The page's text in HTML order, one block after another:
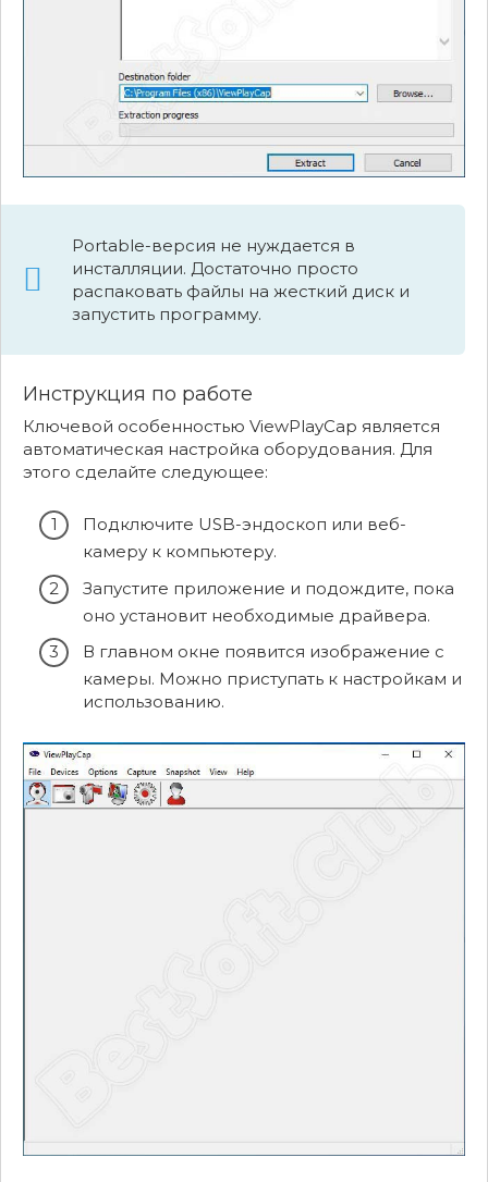
Portable-версия не нуждается в
инсталляции. Достаточно просто
распаковать файлы на жесткий диск и
запустить программу.
Инструкция по работе
Ключевой особенностью ViewPlayCap является
автоматическая настройка оборудования. Для
этого сделайте следующее:
Подключите USB-эндоскоп или веб-
камеру к компьютеру.
Запустите приложение и подождите, пока
оно установит необходимые драйвера.
В главном окне появится изображение с
камеры. Можно приступать к настройкам и
использованию.